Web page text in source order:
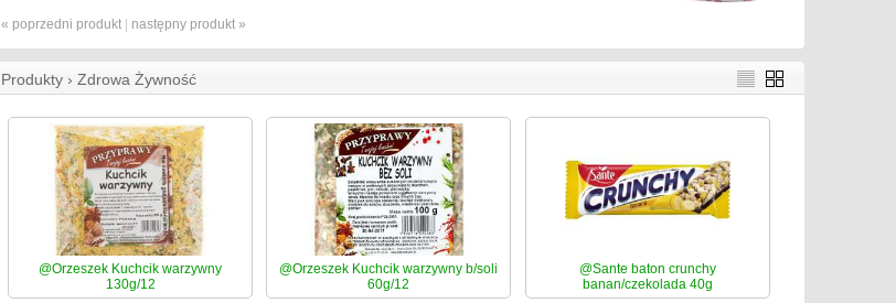
« poprzedni produkt następny produkt »
Produkty › Zdrowa Żywność
@Orzeszek Kuchcik warzywny
130g/12
@Orzeszek Kuchcik warzywny b/soli
60g/12
@Sante baton crunchy
banan/czekolada 40g